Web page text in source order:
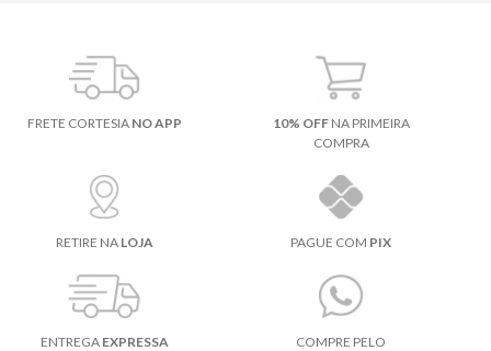
FRETE CORTESIA NO APP 10% OFFNA PRIMEIRA
COMPRA
RETIRE NA LOJA PAGUE COM PIX
ENTREGA EXPRESSA
COMPRE PELO